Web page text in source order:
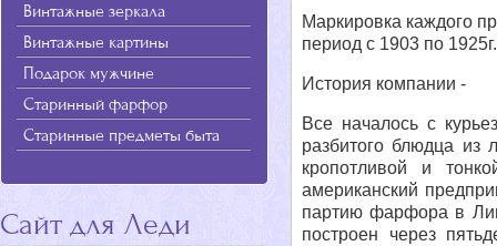
Винтажные зеркала
Винтажные картины
Подарок мужчине
Старинный фарфор
Старинные предметы быта
Сайт для Леди
Маркировка каждого
период с 1903 по
История компании -
Все началось с
разбитого блюдца из
кропотливой и
американский
партию фарфора в
построен через